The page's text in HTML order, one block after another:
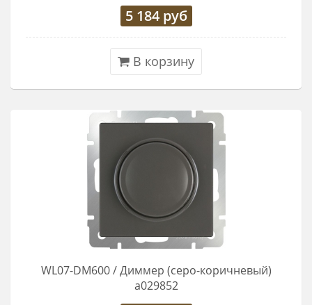
5 184руб
В корзину
WL07-DM600 / Диммер (серо-коричневый)
a029852